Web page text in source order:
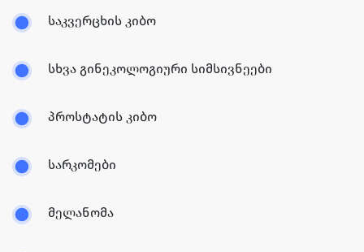
საკვერცხის კიბო
სხვა გინეკოლოგიური სიმსივნეები
პროსტატის კიბო
სარკომები
მელანომა